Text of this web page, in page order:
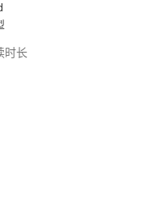
时长